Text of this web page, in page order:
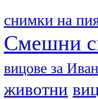
cнимки на
Смешни
вицове за
животни